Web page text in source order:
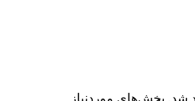
شد. بخش‌های موردنیاز